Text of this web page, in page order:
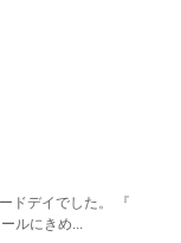
ドデイでした。 『
ルにきめ...